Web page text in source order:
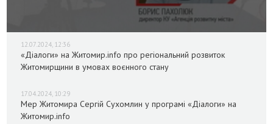
12.07.2024, 12:36
«Діалоги» на Житомир.info про регіональний розвиток
Житомирщини в умовах воєнного стану
17.04.2024, 10:29
Мер Житомира Сергій Сухомлин у програмі «Діалоги» на
Житомир.info